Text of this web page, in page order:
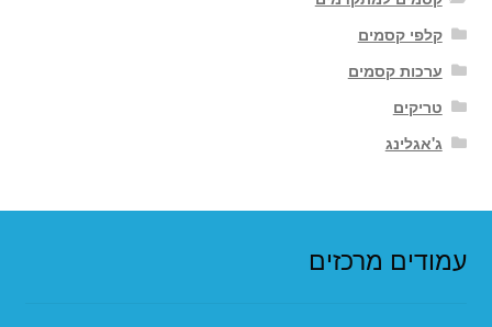
קלפי קסמים
ערכות קסמים
טריקים
ג'אגלינג
עמודים מרכזים